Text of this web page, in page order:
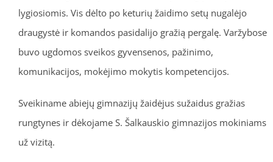
lygiosiomis. Vis dėlto po keturių žaidimo setų nugalėjo
draugystė ir komandos pasidalijo gražią pergalę. Varžybose
buvo ugdomos sveikos gyvensenos, pažinimo,
komunikacijos, mokėjimo mokytis kompetencijos.
Sveikiname abiejų gimnazijų žaidėjus sužaidus gražias
rungtynes ir dėkojame S. Šalkauskio gimnazijos mokiniams
už vizitą.